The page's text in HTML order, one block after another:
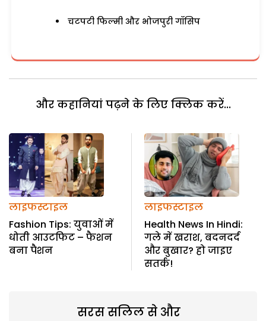
चटपटी फिल्मी और भोजपुरी गॉसिप
और कहानियां पढ़ने के लिए क्लिक करें...
लाइफस्टाइल
Fashion Tips: युवाओं में
धोती आउटफिट – फैशन
बना पैशन
लाइफस्टाइल
Health News In Hindi:
गले में खराश, बदनदर्द
और बुखार? हो जाइए
सतर्क!
सरस सलिल से और